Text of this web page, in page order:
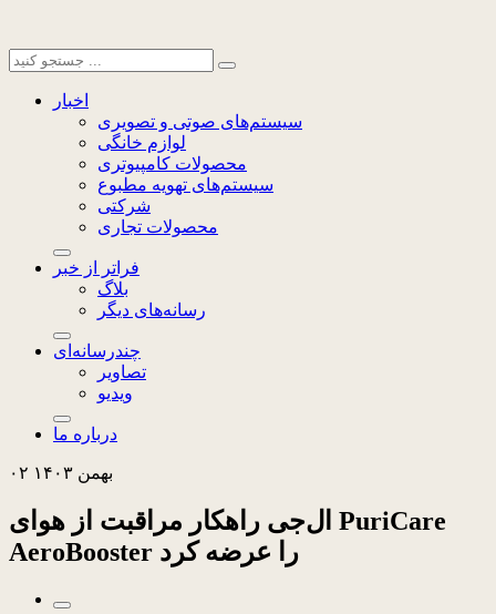
اخبار
سیستم‌های صوتی و تصویری
لوازم خانگی
محصولات کامپیوتری
سیستم‌های تهویه مطبوع
شرکتی
محصولات تجاری
فراتر از خبر
بلاگ
رسانه‌های دیگر
چندرسانه‌ای
تصاویر
ویدیو
درباره ما
۰۲ بهمن ۱۴۰۳
ال‌جی راهکار مراقبت از هوای PuriCare
AeroBooster را عرضه کرد